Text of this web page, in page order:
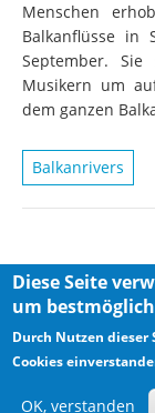
Menschen
Balkanflüsse in
September.
Musikern um
dem ganzen
Balkanrivers
Diese Seite
um
Durch Nutzen dieser
Cookies
OK, verstanden